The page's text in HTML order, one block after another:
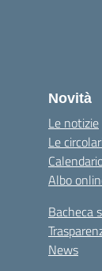
Novità
Le notizie
Le circolari
Albo
Bacheca
News